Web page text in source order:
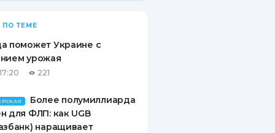
ПО ТЕМЕ
поможет Украине с
урожая
221
Более полумиллиарда
для ФЛП: как UGB
наращивает